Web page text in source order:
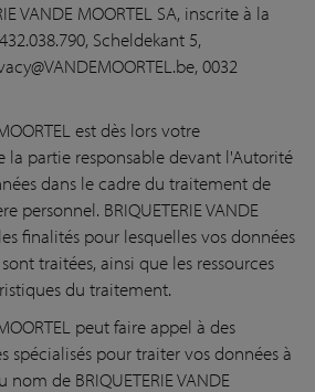
VANDE MOORTEL SA, inscrite à la
Scheldekant 5,
0032
est dès lors votre
la partie responsable devant l'Autorité
dans le cadre du traitement de
personnel. BRIQUETERIE VANDE
finalités pour lesquelles vos données
traitées, ainsi que les ressources
du traitement.
peut faire appel à des
spécialisés pour traiter vos données à
de BRIQUETERIE VANDE